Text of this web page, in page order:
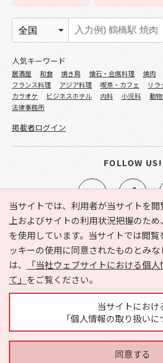
当サイトでは、利用者が当サイトを
上およびサイトの利用状況把握のため
を使用しています。当サイトでは閲
ッキーの使用に同意されたものとみ
は、
「当社ウェブサイトにおける個
て」 をご覧ください。
当サイトにおけ
「個人情報の取り扱い
同意する
e-NAVITA（イーナビタ）とは？ お気
利用規約
個人情報の取り扱いについ
サイトマップ
広告掲載に関す
人気キーワード
居酒屋 和食 焼き鳥 懐石・会席料理 焼肉
フランス料理
アジア料理 喫茶・カフェ リラ
カラオケ
ビジネスホテル 内科 小児科 動
法律事務所
掲載者ログイン
FOLLOW US!